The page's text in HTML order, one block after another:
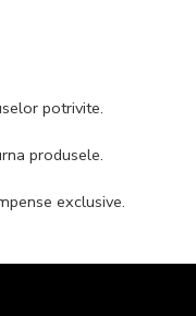
potrivite.
produsele.
exclusive.